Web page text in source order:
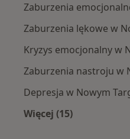
Zaburzenia
Zaburzenia lękowe w
Kryzys emocjonalny w
Zaburzenia nastroju w
Depresja w Nowym
Więcej (15)